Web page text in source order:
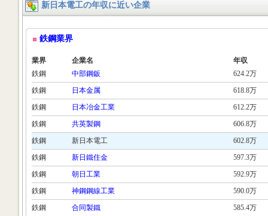
新日本電工の年収に近い企業
鉄鋼業界
業界 企業名
年収
鉄鋼
中部鋼鈑
624.2万
鉄鋼
日本金属
618.8万
鉄鋼
日本冶金工業
612.2万
鉄鋼
共英製鋼
606.8万
鉄鋼
新日本電工
602.8万
鉄鋼
新日鐵住金
597.3万
鉄鋼
朝日工業
592.9万
鉄鋼
神鋼鋼線工業
590.0万
鉄鋼
合同製鐵
585.4万